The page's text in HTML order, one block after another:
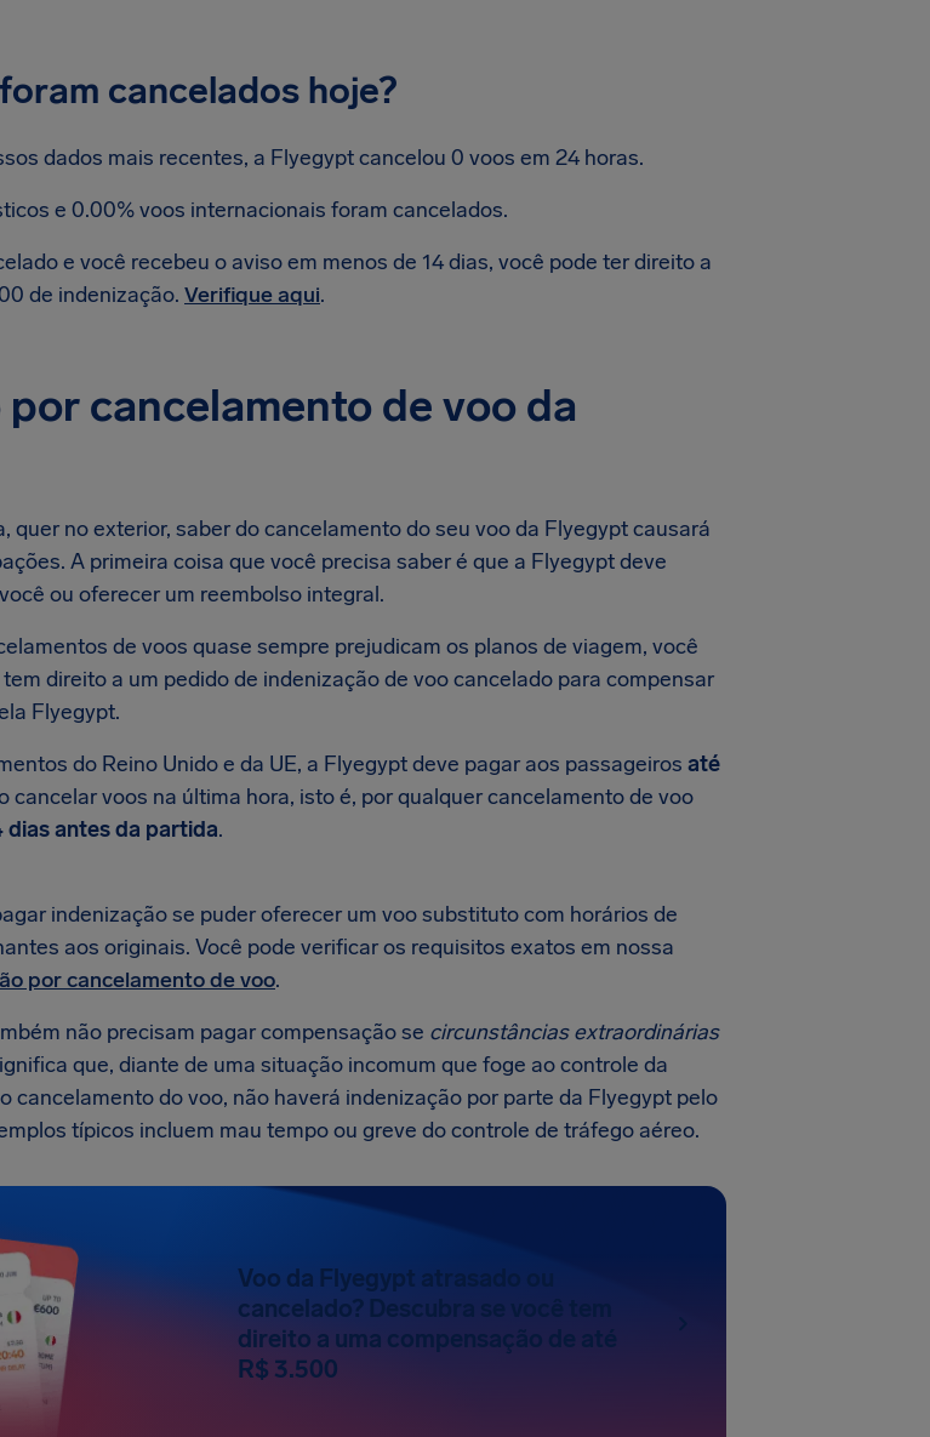
cancelados hoje?
dados mais recentes, a Flyegypt cancelou 0 voos em 24 horas.
e 0.00% voos internacionais foram cancelados.
e você recebeu o aviso em menos de 14 dias, você pode ter direito a
de indenização. Verifique aqui.
cancelamento de voo da
quer no exterior, saber do cancelamento do seu voo da Flyegypt causará
A primeira coisa que você precisa saber é que a Flyegypt deve
ou oferecer um reembolso integral.
de voos quase sempre prejudicam os planos de viagem, você
direito a um pedido de indenização de voo cancelado para compensar
Flyegypt.
do Reino Unido e da UE, a Flyegypt deve pagar aos passageiros até
cancelar voos na última hora, isto é, por qualquer cancelamento de voo
dias antes da partida.
indenização se puder oferecer um voo substituto com horários de
aos originais. Você pode verificar os requisitos exatos em nossa
por cancelamento de voo.
não precisam pagar compensação se circunstâncias extraordinárias
que, diante de uma situação incomum que foge ao controle da
cancelamento do voo, não haverá indenização por parte da Flyegypt pelo
típicos incluem mau tempo ou greve do controle de tráfego aéreo.
Voo da Flyegypt atrasado ou
cancelado? Descubra se você tem
direito a uma compensação de até
R$ 3.500